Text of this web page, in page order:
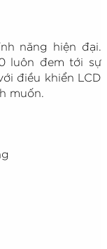
năng hiện đại.
luôn đem tới sự
điều khiển LCD
muốn.